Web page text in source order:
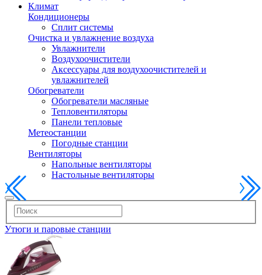
Климат
Кондиционеры
Сплит системы
Очистка и увлажнение воздуха
Увлажнители
Воздухоочистители
Аксессуары для воздухоочистителей и
увлажнителей
Обогреватели
Обогреватели масляные
Тепловентиляторы
Панели тепловые
Метеостанции
Погодные станции
Вентиляторы
Напольные вентиляторы
Настольные вентиляторы
Утюги и паровые станции